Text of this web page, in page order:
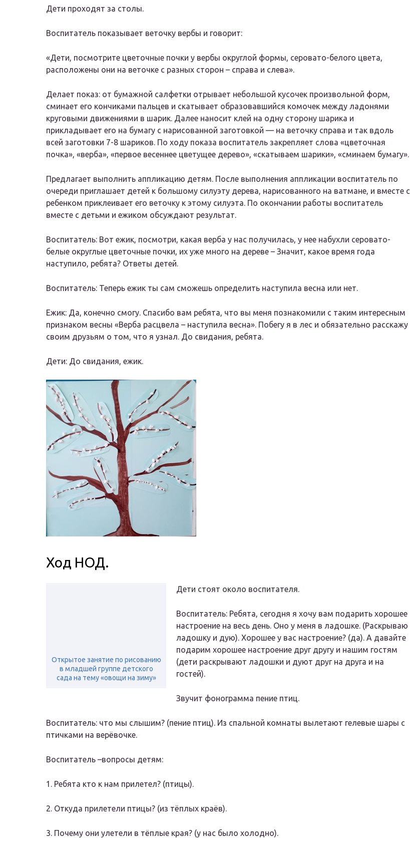
Дети проходят за столы.
Воспитатель показывает веточку вербы и говорит:
«Дети, посмотрите цветочные почки у вербы округлой формы, серовато-белого цвета,
расположены они на веточке с разных сторон – справа и слева».
Делает показ: от бумажной салфетки отрывает небольшой кусочек произвольной форм,
сминает его кончиками пальцев и скатывает образовавшийся комочек между ладонями
круговыми движениями в шарик. Далее наносит клей на одну сторону шарика и
прикладывает его на бумагу с нарисованной заготовкой — на веточку справа и так вдоль
всей заготовки 7-8 шариков. По ходу показа воспитатель закрепляет слова «цветочная
почка», «верба», «первое весеннее цветущее дерево», «скатываем шарики», «сминаем бумагу».
Предлагает выполнить аппликацию детям. После выполнения аппликации воспитатель по
очереди приглашает детей к большому силуэту дерева, нарисованного на ватмане, и вместе с
ребенком приклеивает его веточку к этому силуэта. По окончании работы воспитатель
вместе с детьми и ежиком обсуждают результат.
Воспитатель: Вот ежик, посмотри, какая верба у нас получилась, у нее набухли серовато-
белые округлые цветочные почки, их уже много на дереве – Значит, какое время года
наступило, ребята? Ответы детей.
Воспитатель: Теперь ежик ты сам сможешь определить наступила весна или нет.
Ежик: Да, конечно смогу. Спасибо вам ребята, что вы меня познакомили с таким интересным
признаком весны «Верба расцвела – наступила весна». Побегу я в лес и обязательно расскажу
своим друзьям о том, что я узнал. До свидания, ребята.
Дети: До свидания, ежик.
Ход НОД.
Открытое занятие по рисованию
в младшей группе детского
сада на тему «овощи на зиму»
Дети стоят около воспитателя.
Воспитатель: Ребята, сегодня я хочу вам подарить хорошее
настроение на весь день. Оно у меня в ладошке. (Раскрываю
ладошку и дую). Хорошее у вас настроение? (да). А давайте
подарим хорошее настроение друг другу и нашим гостям
(дети раскрывают ладошки и дуют друг на друга и на
гостей).
Звучит фонограмма пение птиц.
Воспитатель: что мы слышим? (пение птиц). Из спальной комнаты вылетают гелевые шары с
птичками на верёвочке.
Воспитатель –вопросы детям:
1. Ребята кто к нам прилетел? (птицы).
2. Откуда прилетели птицы? (из тёплых краёв).
3. Почему они улетели в тёплые края? (у нас было холодно).